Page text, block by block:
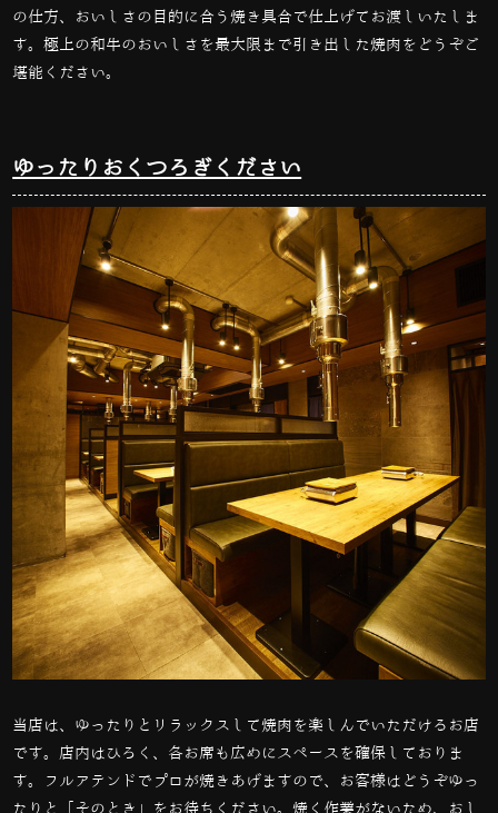
の仕方、おいしさの目的に合う焼き具合で仕上げてお渡しいたしま
す。極上の和牛のおいしさを最大限まで引き出した焼肉をどうぞご
堪能ください。
ゆったりおくつろぎください
当店は、ゆったりとリラックスして焼肉を楽しんでいただけるお店
です。店内はひろく、各お席も広めにスペースを確保しておりま
す。フルアテンドでプロが焼きあげますので、お客様はどうぞゆっ